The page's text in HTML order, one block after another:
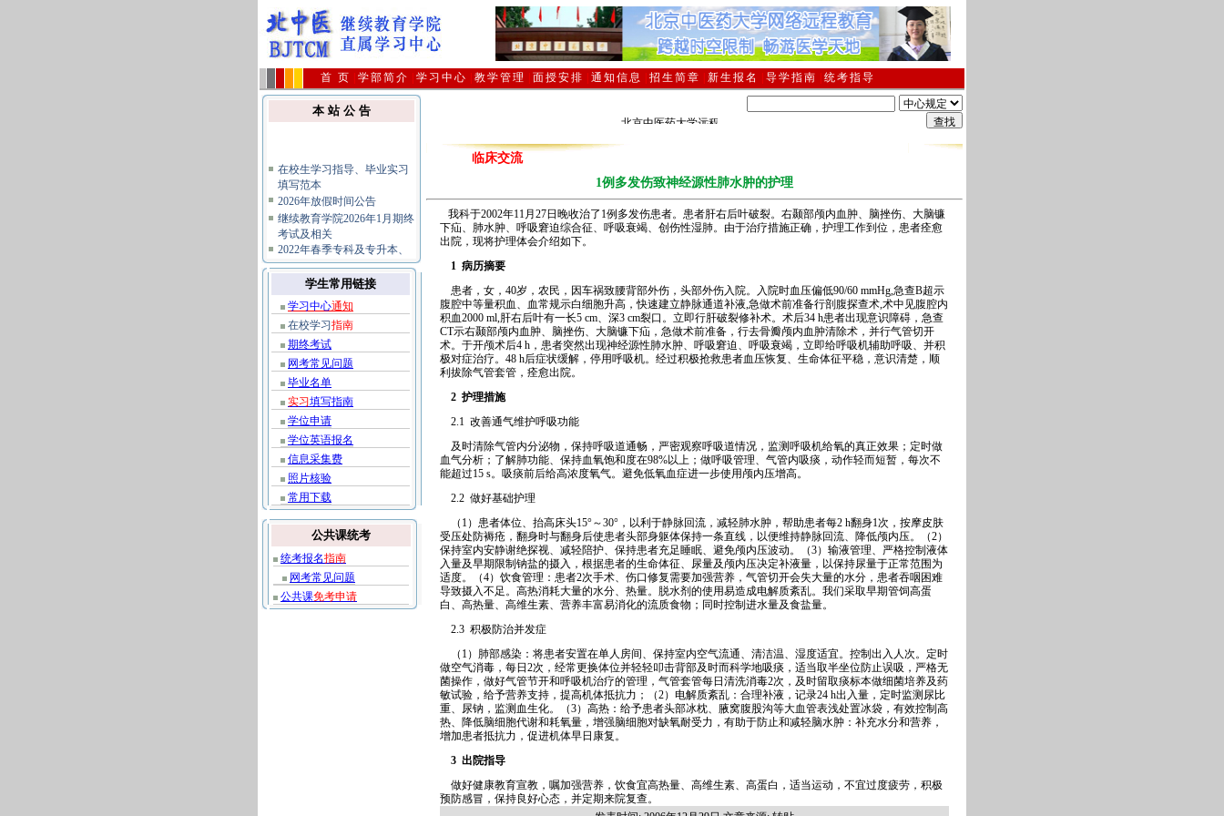
首 页 学部简介 学习中心 教学管理 面授安排 通知信息 招生简章 新生报名 导学指南 统考指导
本 站 公 告
在校生学习指导、毕业实习
填写范本
2026年放假时间公告
继续教育学院2026年1月期终
考试及相关
2022年春季专科及专升本、
2020年春
2026年4月批次毕业生领取毕
业证及档案
关于不要购买假冒复习题避
免上当受骗的公告
公共课统考报名及相关规定
指南
学生常用链接
学习中心通知
在校学习 指南
期终考试
网考常见问题
毕业名单
实习 填写指南
学位申请
学位英语报名
信息采集费
照片核验
常用下载
公共课统考
统考报名指南
网考常见问题
公共课免考申请
北京中医药大学远程教育学院2006年报名已截止，入学考试安排在6月25日，地点在教学楼前、后楼及科研楼；5月28号后可以
临床交流
1例多发伤致神经源性肺水肿的护理
我科于2002年11月27日晚收治了1例多发伤患者。患者肝右后叶破裂。右颞部颅内血肿、脑挫伤、大脑镰
下疝、肺水肿、呼吸窘迫综合征、呼吸衰竭、创伤性湿肺。由于治疗措施正确，护理工作到位，患者痊愈
出院，现将护理体会介绍如下。
1 病历摘要
患者，女，40岁，农民，因车祸致腰背部外伤，头部外伤入院。入院时血压偏低90/60 mmHg,急查B超示
腹腔中等量积血、血常规示白细胞升高，快速建立静脉通道补液,急做术前准备行剖腹探查术,术中见腹腔内
积血2000 ml,肝右后叶有一长5 cm、深3 cm裂口。立即行肝破裂修补术。术后34 h患者出现意识障碍，急查
CT示右颞部颅内血肿、脑挫伤、大脑镰下疝，急做术前准备，行去骨瓣颅内血肿清除术，并行气管切开
术。于开颅术后4 h，患者突然出现神经源性肺水肿、呼吸窘迫、呼吸衰竭，立即给呼吸机辅助呼吸、并积
极对症治疗。48 h后症状缓解，停用呼吸机。经过积极抢救患者血压恢复、生命体征平稳，意识清楚，顺
利拔除气管套管，痊愈出院。
2 护理措施
2.1 改善通气维护呼吸功能
及时清除气管内分泌物，保持呼吸道通畅，严密观察呼吸道情况，监测呼吸机给氧的真正效果；定时做
血气分析；了解肺功能、保持血氧饱和度在98%以上；做呼吸管理、气管内吸痰，动作轻而短暂，每次不
能超过15 s。吸痰前后给高浓度氧气。避免低氧血症进一步使用颅内压增高。
2.2 做好基础护理
（1）患者体位、抬高床头15°～30°，以利于静脉回流，减轻肺水肿，帮助患者每2 h翻身1次，按摩皮肤
受压处防褥疮，翻身时与翻身后使患者头部身躯体保持一条直线，以便维持静脉回流、降低颅内压。（2）
保持室内安静谢绝探视、减轻陪护、保持患者充足睡眠、避免颅内压波动。（3）输液管理、严格控制液体
入量及早期限制钠盐的摄入，根据患者的生命体征、尿量及颅内压决定补液量，以保持尿量于正常范围为
适度。（4）饮食管理：患者2次手术、伤口修复需要加强营养，气管切开会失大量的水分，患者吞咽困难
导致摄入不足。高热消耗大量的水分、热量。脱水剂的使用易造成电解质紊乱。我们采取早期管饲高蛋
白、高热量、高维生素、营养丰富易消化的流质食物；同时控制进水量及食盐量。
2.3 积极防治并发症
（1）肺部感染：将患者安置在单人房间、保持室内空气流通、清洁温、湿度适宜。控制出入人次。定时
做空气消毒，每日2次，经常更换体位并轻轻叩击背部及时而科学地吸痰，适当取半坐位防止误吸，严格无
菌操作，做好气管节开和呼吸机治疗的管理，气管套管每日清洗消毒2次，及时留取痰标本做细菌培养及药
敏试验，给予营养支持，提高机体抵抗力；（2）电解质紊乱：合理补液，记录24 h出入量，定时监测尿比
重、尿钠，监测血生化。（3）高热：给予患者头部冰枕、腋窝腹股沟等大血管表浅处置冰袋，有效控制高
热、降低脑细胞代谢和耗氧量，增强脑细胞对缺氧耐受力，有助于防止和减轻脑水肿：补充水分和营养，
增加患者抵抗力，促进机体早日康复。
3 出院指导
做好健康教育宣教，嘱加强营养，饮食宜高热量、高维生素、高蛋白，适当运动，不宜过度疲劳，积极
预防感冒，保持良好心态，并定期来院复查。